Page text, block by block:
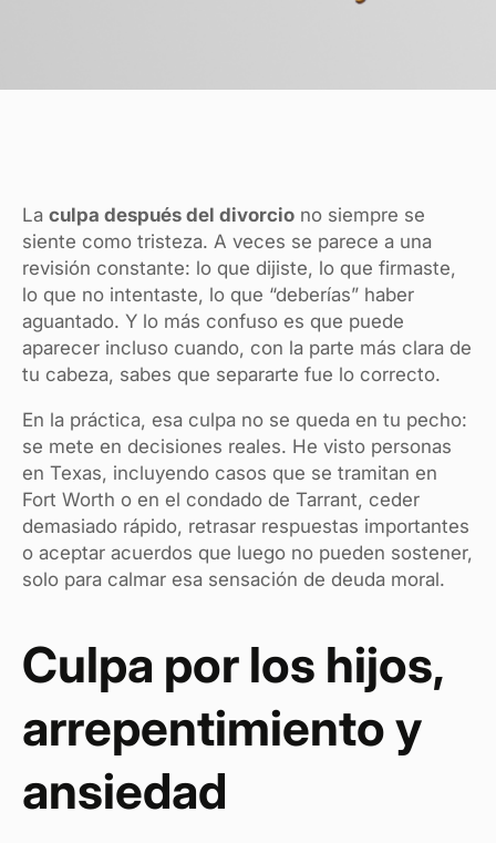
La culpa después del divorcio no siempre se
siente como tristeza. A veces se parece a una
revisión constante: lo que dijiste, lo que firmaste,
lo que no intentaste, lo que “deberías” haber
aguantado. Y lo más confuso es que puede
aparecer incluso cuando, con la parte más clara de
tu cabeza, sabes que separarte fue lo correcto.
En la práctica, esa culpa no se queda en tu pecho:
se mete en decisiones reales. He visto personas
en Texas, incluyendo casos que se tramitan en
Fort Worth o en el condado de Tarrant, ceder
demasiado rápido, retrasar respuestas importantes
o aceptar acuerdos que luego no pueden sostener,
solo para calmar esa sensación de deuda moral.
Culpa por los hijos,
arrepentimiento y
ansiedad